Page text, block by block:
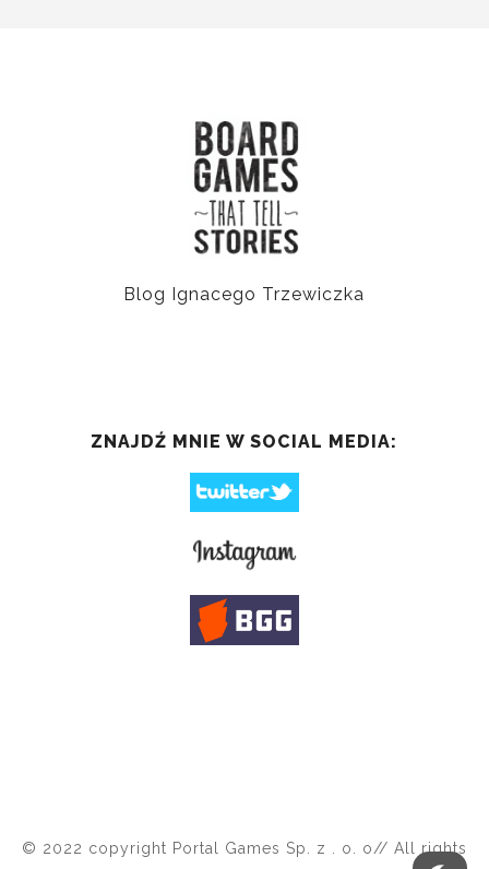
Blog Ignacego Trzewiczka
ZNAJDŹ MNIE W SOCIAL MEDIA:
© 2022 copyright Portal Games Sp. z . o. o// All rights